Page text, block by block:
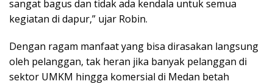
sangat bagus dan tidak ada kendala untuk semua
kegiatan di dapur,” ujar Robin.
Dengan ragam manfaat yang bisa dirasakan langsung
oleh pelanggan, tak heran jika banyak pelanggan di
sektor UMKM hingga komersial di Medan betah